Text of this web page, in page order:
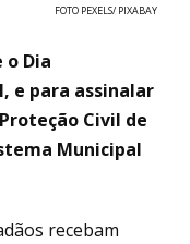
FOTO PEXELS/ PIXABAY
o Dia
e para assinalar
Civil de
Municipal
recebam